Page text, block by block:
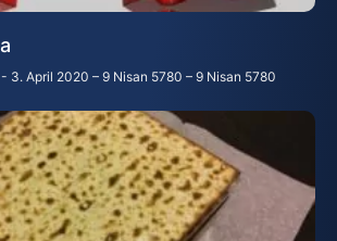
3. April 2020 – 9 Nisan 5780 – 9 Nisan 5780